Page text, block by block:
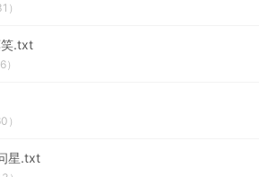
）
笑.txt
）
星.txt